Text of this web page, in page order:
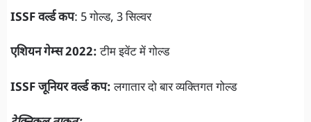
ISSF वर्ल्ड कप: 5 गोल्ड, 3 सिल्वर
एशियन गेम्स 2022:टीम इवेंट में गोल्ड
ISSF जूनियर वर्ल्ड कप:लगातार दो बार व्यक्तिगत गोल्ड